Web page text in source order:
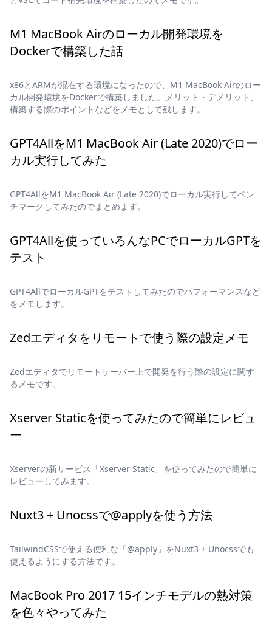
M1 MacBook Airのローカル開発環境を
Dockerで構築した話
x86とARMが混在する環境になったので、M1 MacBook Airのロー
カル開発環境をDockerで構築しました。メリット・デメリット、
構築する際のポイントなどをメモとして残します。
GPT4AllをM1 MacBook Air (Late 2020)でロー
カル実行してみた
GPT4AllをM1 MacBook Air (Late 2020)でローカル実行してベン
チマークしてみたのでまとめます。
GPT4Allを使っていろんなPCでローカルGPTを
テスト
GPT4AllでローカルGPTをテストしてみたのでパフォーマンスなど
をメモします。
Zedエディタをリモートで使う際の設定メモ
Zedエディタでリモートサーバー上で開発を行う際の設定に関す
るメモです。
Xserver Staticを使ってみたので簡単にレビュ
ー
Xserverの新サービス「Xserver Static」を使ってみたので簡単に
レビューしてみます。
Nuxt3 + Unocssで@applyを使う方法
TailwindCSSで使える便利な「@apply」をNuxt3 + Unocssでも
使えるようにする方法です。
MacBook Pro 2017 15インチモデルの熱対策
を色々やってみた